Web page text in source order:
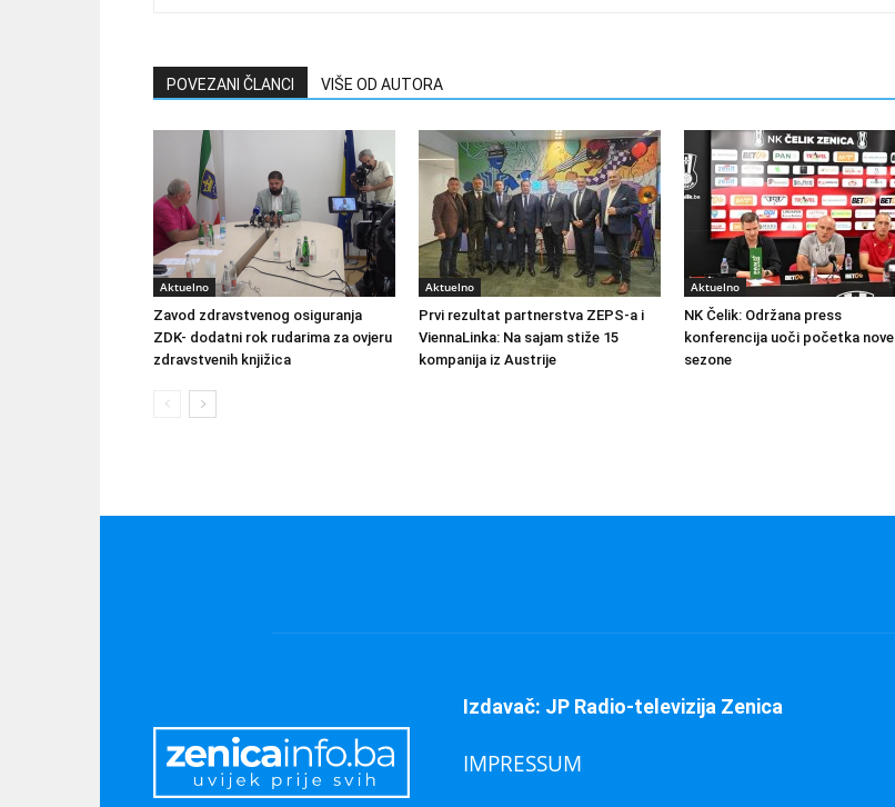
POVEZANI ČLANCI VIŠE OD AUTORA
Aktuelno
Zavod zdravstvenog osiguranja
ZDK- dodatni rok rudarima za ovjeru
zdravstvenih knjižica
Aktuelno
Prvi rezultat partnerstva ZEPS-a i
ViennaLinka: Na sajam stiže 15
kompanija iz Austrije
Aktuelno
NK Čelik: Održana press
konferencija uoči početka nove
sezone
Izdavač: JP Radio-televizija Zenica
IMPRESSUM